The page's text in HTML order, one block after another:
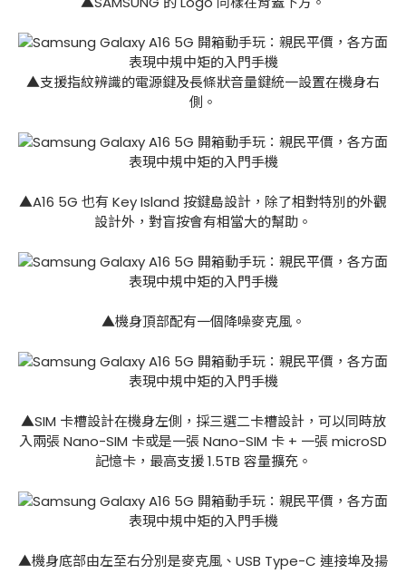
▲支援指紋辨識的電源鍵及長條狀音量鍵統一設置在機身右
側。
▲A16 5G 也有 Key Island 按鍵島設計，除了相對特別的外觀
設計外，對盲按會有相當大的幫助。
▲機身頂部配有一個降噪麥克風。
▲SIM 卡槽設計在機身左側，採三選二卡槽設計，可以同時放
入兩張 Nano-SIM 卡或是一張 Nano-SIM 卡 + 一張 microSD
記憶卡，最高支援 1.5TB 容量擴充。
▲機身底部由左至右分別是麥克風、USB Type-C 連接埠及揚